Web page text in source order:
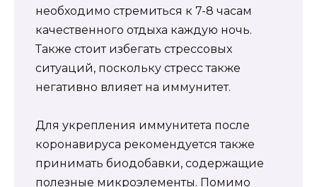
необходимо стремиться к 7-8 часам
качественного отдыха каждую ночь.
Также стоит избегать стрессовых
ситуаций, поскольку стресс также
негативно влияет на иммунитет.
Для укрепления иммунитета после
коронавируса рекомендуется также
принимать биодобавки, содержащие
полезные микроэлементы. Помимо